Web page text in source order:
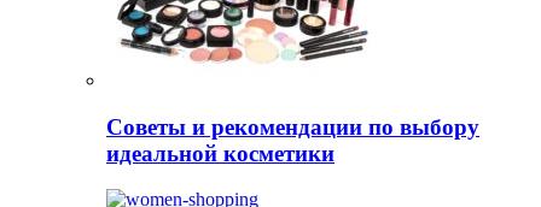
Советы и рекомендации по выбору
идеальной косметики